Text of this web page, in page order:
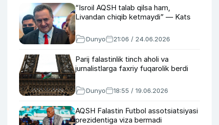
“Isroil AQSH talab qilsa ham,
Livandan chiqib ketmaydi” — Kats
Dunyo 21:06 / 24.06.2026
Parij falastinlik tinch aholi va
jurnalistlarga faxriy fuqarolik berdi
Dunyo 18:55 / 19.06.2026
AQSH Falastin Futbol assotsiatsiyasi
prezidentiga viza bermadi